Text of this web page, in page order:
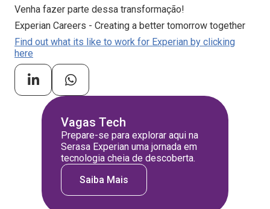
Venha fazer parte dessa transformação!
Experian Careers - Creating a better tomorrow together
Find out what its like to work for Experian by clicking
here
Vagas Tech
Prepare-se para explorar aqui na
Serasa Experian uma jornada em
tecnologia cheia de descoberta.
Saiba Mais